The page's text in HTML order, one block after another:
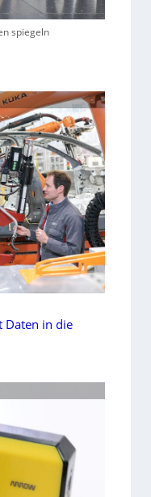
spiegeln
Daten in die